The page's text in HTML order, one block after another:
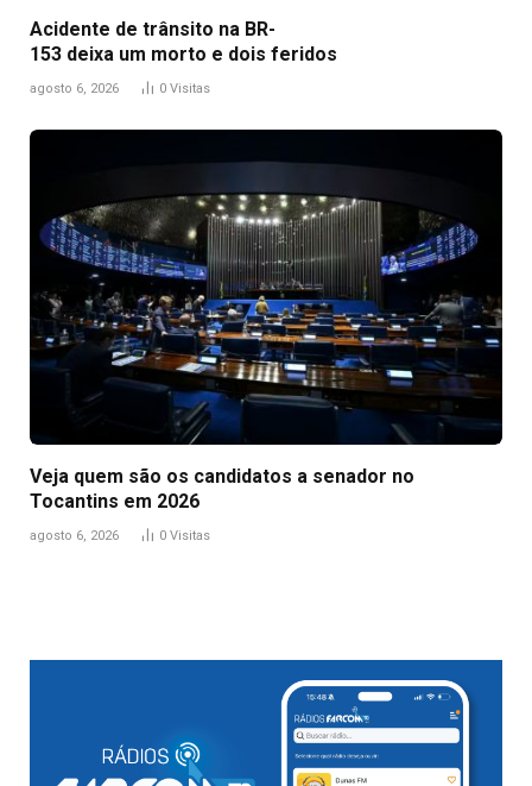
Acidente de trânsito na BR-
153 deixa um morto e dois feridos
agosto 6, 2026 0 Visitas
Veja quem são os candidatos a senador no
Tocantins em 2026
agosto 6, 2026 0 Visitas